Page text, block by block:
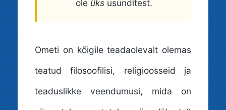
ole üks usunditest.
Ometi on kõigile teadaolevalt olemas
teatud filosoofilisi, religioosseid ja
teaduslikke veendumusi, mida on